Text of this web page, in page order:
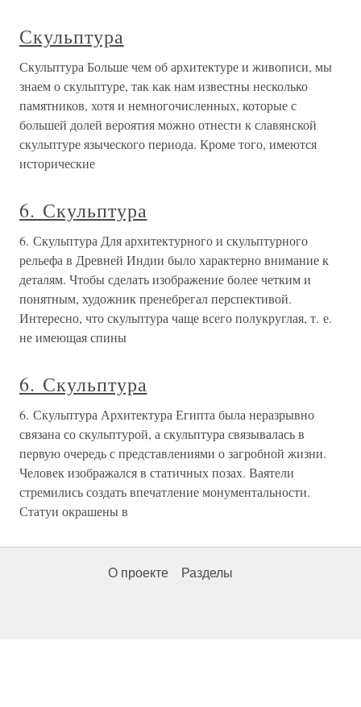
Скульптура
Скульптура Больше чем об архитектуре и живописи, мы
знаем о скульптуре, так как нам известны несколько
памятников, хотя и немногочисленных, которые с
большей долей вероятия можно отнести к славянской
скульптуре языческого периода. Кроме того, имеются
исторические
6. Скульптура
6. Скульптура Для архитектурного и скульптурного
рельефа в Древней Индии было характерно внимание к
деталям. Чтобы сделать изображение более четким и
понятным, художник пренебрегал перспективой.
Интересно, что скульптура чаще всего полукруглая, т. е.
не имеющая спины
6. Скульптура
6. Скульптура Архитектура Египта была неразрывно
связана со скульптурой, а скульптура связывалась в
первую очередь с представлениями о загробной жизни.
Человек изображался в статичных позах. Ваятели
стремились создать впечатление монументальности.
Статуи окрашены в
О проекте Разделы